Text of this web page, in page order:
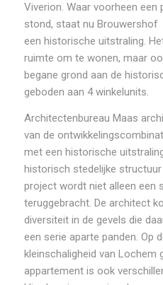
Viverion. Waar voorheen een
stond, staat nu
een historische uitstraling.
ruimte om te wonen, maar
begane grond aan de
geboden aan 4 winkelunits.
Architectenbureau Maas
van de
met een historische
historisch stedelijke
project wordt niet alleen een
teruggebracht. De architect
diversiteit in de gevels die
een serie aparte panden. Op
kleinschaligheid van Lochem
appartement is ook